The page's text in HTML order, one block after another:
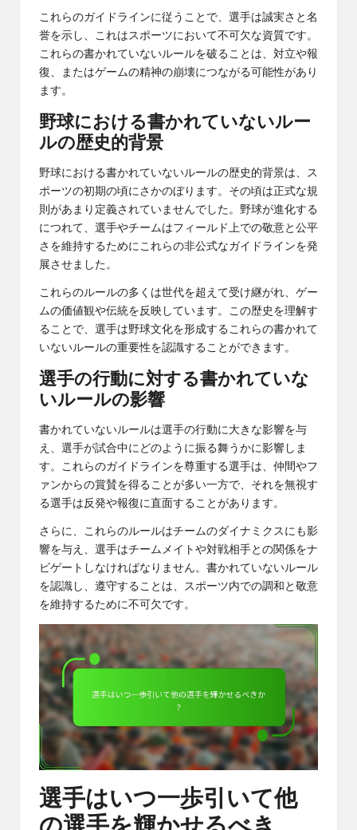
これらのガイドラインに従うことで、選手は誠実さと名
誉を示し、これはスポーツにおいて不可欠な資質です。
これらの書かれていないルールを破ることは、対立や報
復、またはゲームの精神の崩壊につながる可能性があり
ます。
野球における書かれていないルー
ルの歴史的背景
野球における書かれていないルールの歴史的背景は、ス
ポーツの初期の頃にさかのぼります。その頃は正式な規
則があまり定義されていませんでした。野球が進化する
につれて、選手やチームはフィールド上での敬意と公平
さを維持するためにこれらの非公式なガイドラインを発
展させました。
これらのルールの多くは世代を超えて受け継がれ、ゲー
ムの価値観や伝統を反映しています。この歴史を理解す
ることで、選手は野球文化を形成するこれらの書かれて
いないルールの重要性を認識することができます。
選手の行動に対する書かれていな
いルールの影響
書かれていないルールは選手の行動に大きな影響を与
え、選手が試合中にどのように振る舞うかに影響しま
す。これらのガイドラインを尊重する選手は、仲間やフ
ァンからの賞賛を得ることが多い一方で、それを無視す
る選手は反発や報復に直面することがあります。
さらに、これらのルールはチームのダイナミクスにも影
響を与え、選手はチームメイトや対戦相手との関係をナ
ビゲートしなければなりません。書かれていないルール
を認識し、遵守することは、スポーツ内での調和と敬意
を維持するために不可欠です。
選手はいつ一歩引いて他